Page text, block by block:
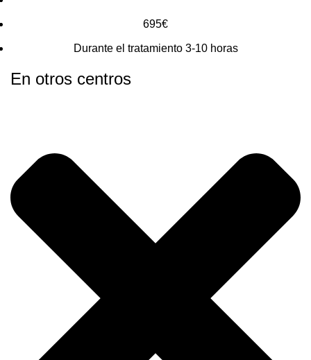
695€
Durante el tratamiento 3-10 horas
En otros centros